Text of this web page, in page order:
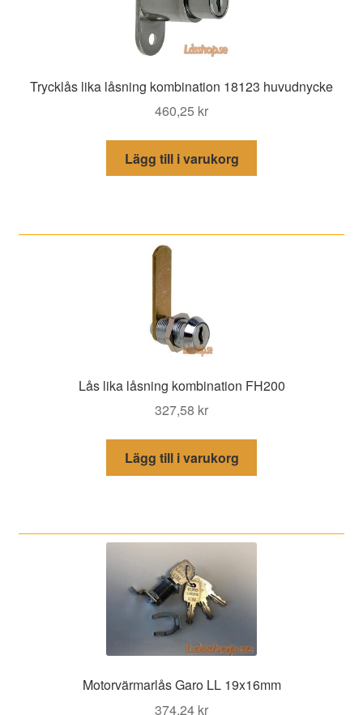
Trycklås lika låsning kombination 18123 huvudnycke
460,25 kr
Lägg till i varukorg
Lås lika låsning kombination FH200
327,58 kr
Lägg till i varukorg
Motorvärmarlås Garo LL 19x16mm
374,24 kr